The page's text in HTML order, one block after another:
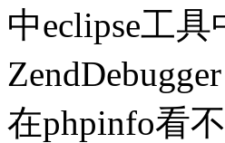
中eclipse工
在phpinfo看